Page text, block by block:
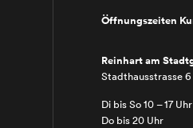
Öffnungszeiten
Reinhart am
Stadthausstrasse 6
Di bis So 10 – 17 Uhr
Do bis 20 Uhr